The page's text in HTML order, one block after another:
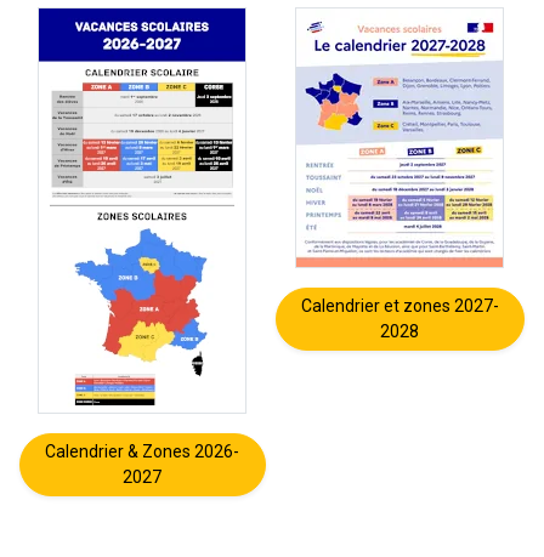
Calendrier & Zones 2026-
2027
Calendrier et zones 2027-
2028